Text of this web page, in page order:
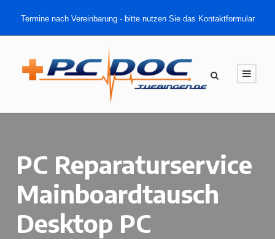
Termine nach Vereinbarung - bitte nutzen Sie das Kontaktformular
PC Reparaturservice
Mainboardtausch
Desktop PC